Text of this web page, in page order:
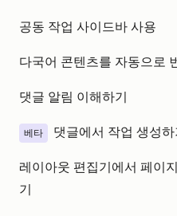
공동 작업 사이드바 사용
다국어 콘텐츠를 자동으로
댓글 알림 이해하기
베타 댓글에서 작업 생성하
레이아웃 편집기에서 페이
기